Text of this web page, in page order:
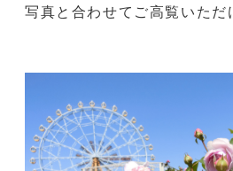
写真と合わせてご高覧いただ